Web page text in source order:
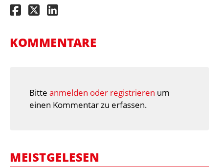
KOMMENTARE
Bitte anmelden oder registrieren um
einen Kommentar zu erfassen.
MEISTGELESEN